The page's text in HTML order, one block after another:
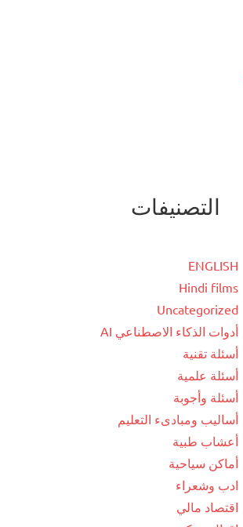
التصنيفات
ENGLISH
Hindi films
Uncategorized
أدوات الذكاء الاصطناعي AI
أسئلة تقنية
أسئلة علمية
أسئلة وأجوبة
أساليب ومبادىء التعليم
أعشاب طبية
أماكن سياحية
ادب وشعراء
اقتصاد مالي